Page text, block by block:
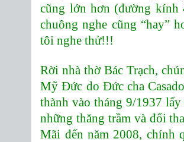
cũng lớn hơn (đường kính
chuông nghe cũng “hay”
tôi nghe thử!!!
Rời nhà thờ Bác Trạch,
Mỹ Đức do Đức cha
thành vào tháng 9/1937
những thăng trầm và đổi
Mãi đến năm 2008, chính